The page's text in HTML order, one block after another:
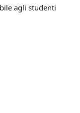
agli studenti